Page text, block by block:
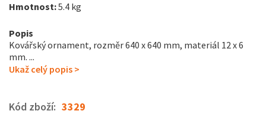
Hmotnost:5.4 kg
Popis
Kovářský ornament, rozměr 640 x 640 mm, materiál 12 x 6
mm. ...
Ukaž celý popis >
Kód zboží: 3329